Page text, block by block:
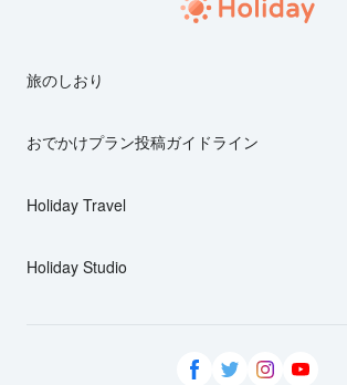
旅のしおり
おでかけプラン投稿ガイドライン
Holiday Travel
Holiday Studio